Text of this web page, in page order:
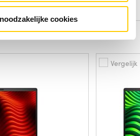
cookies
Vergelijk